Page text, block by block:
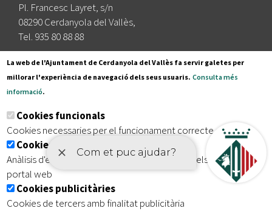
Pl. Francesc Layret, s/n
08290 Cerdanyola del Vallès,
Tel. 935 80 88 88
Segueix-nos a:
Subscriu-te al nostre butlletí
Inici | Avís legal | Protecció de dades Mapa del lloc
| Accessibilitat
La web de l'Ajuntament de Cerdanyola del Vallès fa servir galetes per
millorar l'experiència de navegació dels seus usuaris. Consulta més
informació.
Cookies funcionals
Cookies necessaries per el funcionament correcte de la web
Cookies analítiques
Anàlisis d'estadístiques que permeten millorar els serveis del
portal web
Cookies publicitàries
Cookies de tercers amb finalitat publicitària